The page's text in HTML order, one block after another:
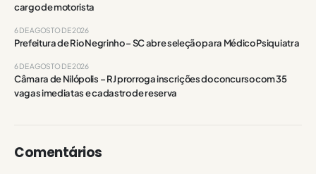
cargo de motorista
Prefeitura de Rio Negrinho – SC abre seleção para Médico Psiquiatra
6 DE AGOSTO DE 2026
Câmara de Nilópolis – RJ prorroga inscrições do concurso com 35
vagas imediatas e cadastro de reserva
6 DE AGOSTO DE 2026
Comentários